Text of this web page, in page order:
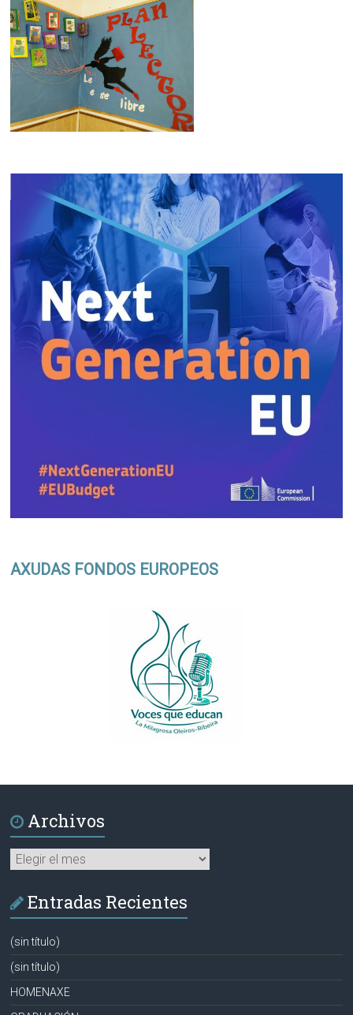
AXUDAS FONDOS EUROPEOS
Archivos
Archivos
Entradas Recientes
(sin título)
(sin título)
HOMENAXE